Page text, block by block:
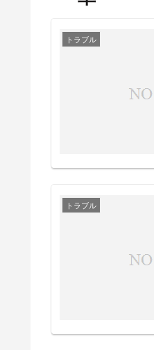
トラブル
トラブル